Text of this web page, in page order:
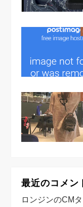
最近のコメン
ロンジンのCM